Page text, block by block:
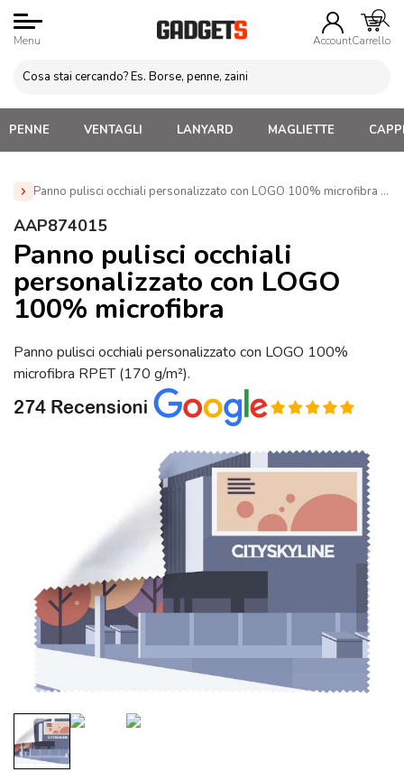
Menu AccountCarrello
PENNE VENTAGLI LANYARD MAGLIETTE
Panno pulisci occhiali personalizzato con LOGO 100% microfibra
Home » Occhiali da Sole Personalizzati
con LOGO 100% microfibra (AAP874015)
AAP874015
Panno pulisci occhiali
personalizzato con LOGO
100% microfibra
Panno pulisci occhiali personalizzato con LOGO 100%
microfibra RPET (170 g/m²).